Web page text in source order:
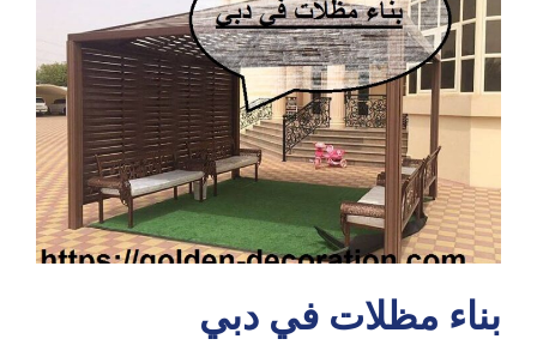
عجمان
بناء مظلات في دبي